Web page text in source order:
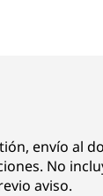
envío al
No
aviso.